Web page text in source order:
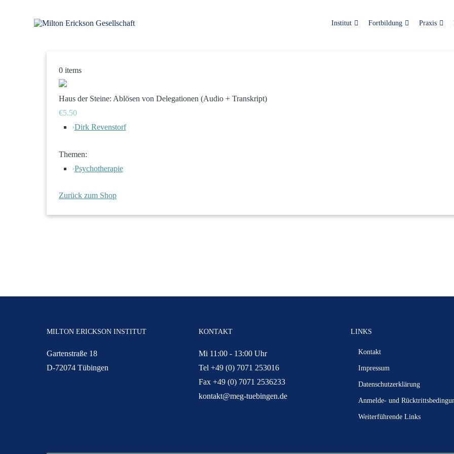
Institut Fortbildung Praxis
0 items
Haus der Steine: Ablösen von Delegationen (Audio + Transkript)
€5.50
›Dirk Revenstorf
Themen:
›Psychotherapie
Zurück zum Shop
MILTON ERICKSON INSTITUT
Gartenstraße 18
D-72074 Tübingen
KONTAKT
Mi 11:00 - 13:00 Uhr
Tel +49 (0) 7071 253016
Fax +49 (0) 7071 2536233
kontakt@meg-tuebingen.de
LINKS
Kontakt
Impressum
Datenschutzerklärung
Anmelde- und
Weiterführende Links